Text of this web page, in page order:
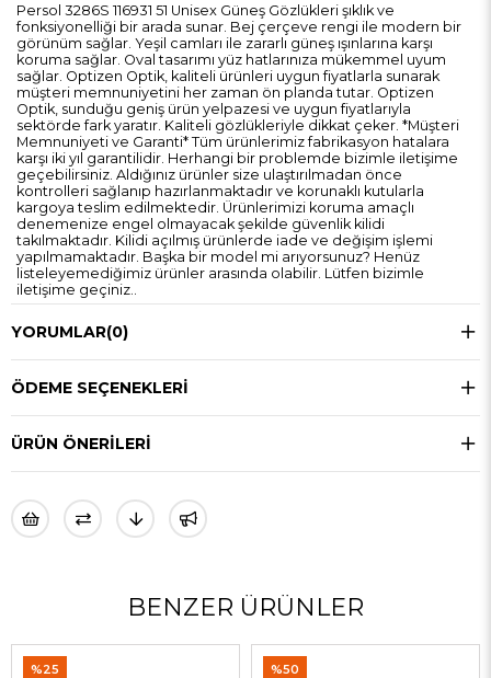
Persol 3286S 116931 51 Unisex Güneş Gözlükleri şıklık ve
fonksiyonelliği bir arada sunar. Bej çerçeve rengi ile modern bir
görünüm sağlar. Yeşil camları ile zararlı güneş ışınlarına karşı
koruma sağlar. Oval tasarımı yüz hatlarınıza mükemmel uyum
sağlar. Optizen Optik, kaliteli ürünleri uygun fiyatlarla sunarak
müşteri memnuniyetini her zaman ön planda tutar. Optizen
Optik, sunduğu geniş ürün yelpazesi ve uygun fiyatlarıyla
sektörde fark yaratır. Kaliteli gözlükleriyle dikkat çeker. *Müşteri
Memnuniyeti ve Garanti* Tüm ürünlerimiz fabrikasyon hatalara
karşı iki yıl garantilidir. Herhangi bir problemde bizimle iletişime
geçebilirsiniz. Aldığınız ürünler size ulaştırılmadan önce
kontrolleri sağlanıp hazırlanmaktadır ve korunaklı kutularla
kargoya teslim edilmektedir. Ürünlerimizi koruma amaçlı
denemenize engel olmayacak şekilde güvenlik kilidi
takılmaktadır. Kilidi açılmış ürünlerde iade ve değişim işlemi
yapılmamaktadır. Başka bir model mi arıyorsunuz? Henüz
listeleyemediğimiz ürünler arasında olabilir. Lütfen bizimle
iletişime geçiniz..
YORUMLAR(0)
ÖDEME SEÇENEKLERI
ÜRÜN ÖNERILERI
BENZER ÜRÜNLER
%25 %50